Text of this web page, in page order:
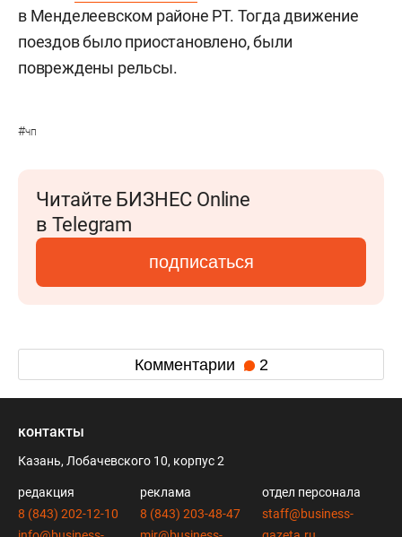
в Менделеевском районе РТ. Тогда движение
поездов было приостановлено, были
повреждены рельсы.
#чп
Читайте БИЗНЕС Online
в Telegram
подписаться
Комментарии 2
контакты
Казань, Лобачевского 10, корпус 2
редакция
8 (843) 202-12-10
реклама
8 (843) 203-48-47
отдел персонала
staff@business-